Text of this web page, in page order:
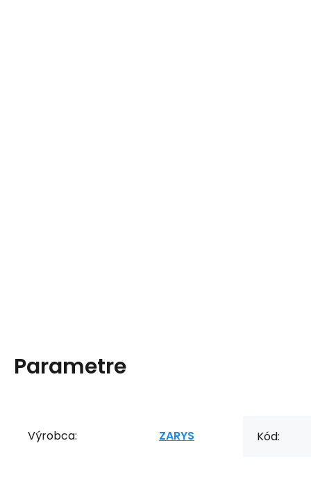
Parametre
Výrobca: ZARYS Kód: